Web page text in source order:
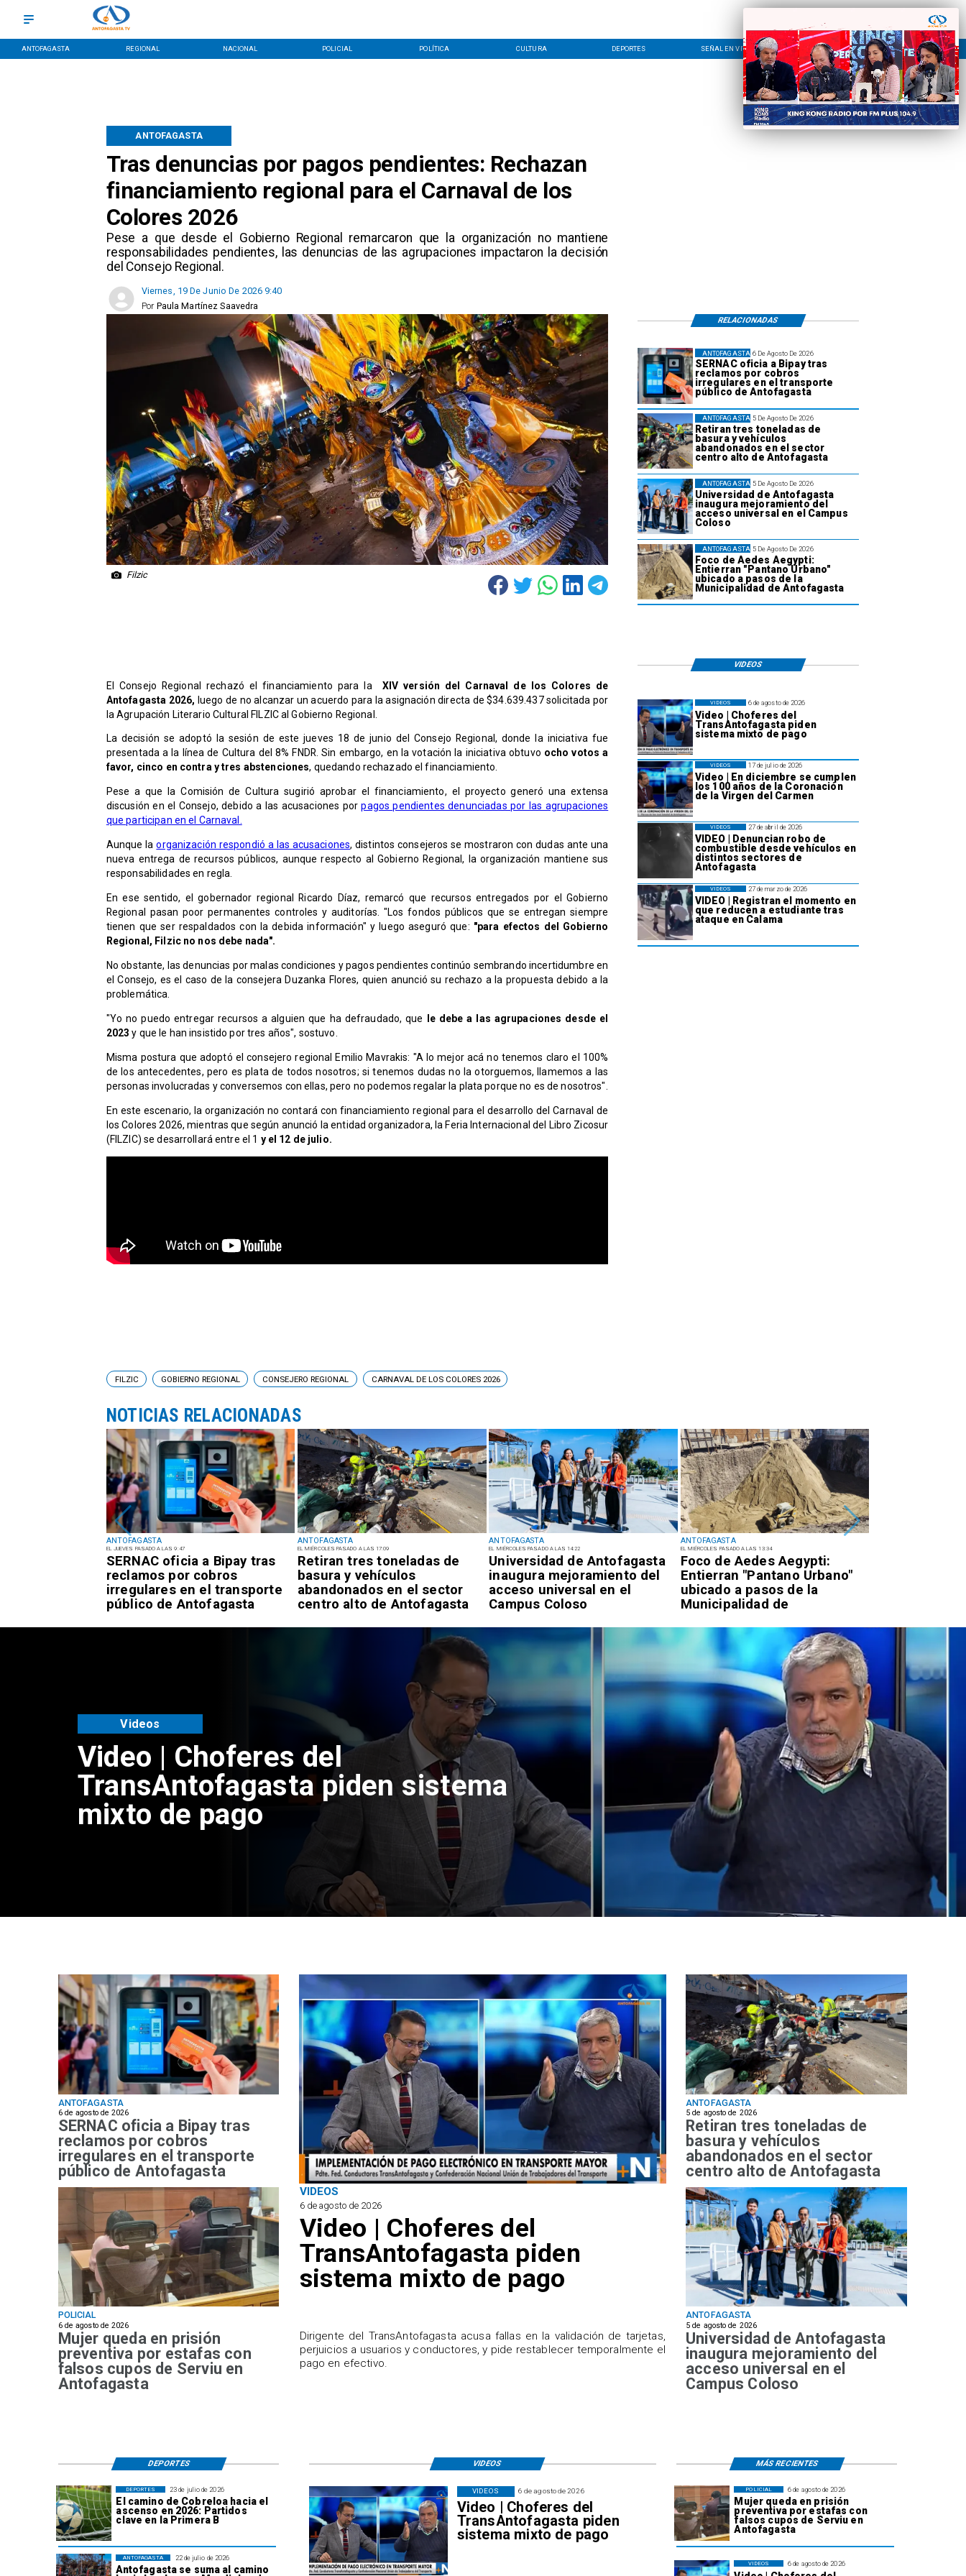
ANTOFAGASTA REGIONAL NACIONAL POLICIAL POLÍTICA CULTURA DEPORTES SEÑAL EN VIVO CONTACTO LÍNEA EDITORIAL
Tras denuncias por pagos pendientes: Rechazan
financiamiento regional para el Carnaval de los
Colores 2026
Pese a que desde el Gobierno Regional remarcaron que la organización no mantiene
responsabilidades pendientes, las denuncias de las agrupaciones impactaron la decisión
del Consejo Regional.
ANTOFAGASTA
Viernes, 19 De Junio De 2026 9:40
Paula Martínez Saavedra
Por
Filzic
6 De Agosto De 2026
SERNAC oficia a Bipay tras
reclamos por cobros
irregulares en el transporte
público de Antofagasta
ANTOFAGASTA
5 De Agosto De 2026
Retiran tres toneladas de
basura y vehículos
abandonados en el sector
centro alto de Antofagasta
ANTOFAGASTA
5 De Agosto De 2026
Universidad de Antofagasta
inaugura mejoramiento del
acceso universal en el Campus
Coloso
ANTOFAGASTA
5 De Agosto De 2026
Foco de Aedes Aegypti:
Entierran "Pantano Urbano"
ubicado a pasos de la
Municipalidad de Antofagasta
ANTOFAGASTA
RELACIONADAS
El Consejo Regional rechazó el financiamiento para la XIV versión del Carnaval de los Colores de
Antofagasta 2026, luego de no alcanzar un acuerdo para la asignación directa de $34.639.437 solicitada por
la Agrupación Literario Cultural FILZIC al Gobierno Regional.
La decisión se adoptó la sesión de este jueves 18 de junio del Consejo Regional, donde la iniciativa fue
presentada a la línea de Cultura del 8% FNDR. Sin embargo, en la votación la iniciativa obtuvo ocho votos a
favor, cinco en contra y tres abstenciones, quedando rechazado el financiamiento.
Pese a que la Comisión de Cultura sugirió aprobar el financiamiento, el proyecto generó una extensa
discusión en el Consejo, debido a las acusaciones porpagos pendientes denunciadas por las agrupaciones
que participan en el Carnaval.
Aunque laorganización respondió a las acusaciones, distintos consejeros se mostraron con dudas ante una
nueva entrega de recursos públicos, aunque respecto al Gobierno Regional, la organización mantiene sus
responsabilidades en regla.
En ese sentido, el gobernador regional Ricardo Díaz, remarcó que recursos entregados por el Gobierno
Regional pasan poor permanentes controles y auditorías. "Los fondos públicos que se entregan siempre
tienen que ser respaldados con la debida información" y luego aseguró que: "para efectos del Gobierno
Regional, Filzic no nos debe nada".
No obstante, las denuncias por malas condiciones y pagos pendientes continúo sembrando incertidumbre en
el Consejo, es el caso de la consejera Duzanka Flores, quien anunció su rechazo a la propuesta debido a la
problemática.
"Yo no puedo entregar recursos a alguien que ha defraudado, que
le debe a las agrupaciones desde el
2023 y que le han insistido por tres años", sostuvo.
Misma postura que adoptó el consejero regional Emilio Mavrakis: "A lo mejor acá no tenemos claro el 100%
de los antecedentes, pero es plata de todos nosotros; si tenemos dudas no la otorguemos, llamemos a las
personas involucradas y conversemos con ellas, pero no podemos regalar la plata porque no es de nosotros".
En este escenario, la organización no contará con financiamiento regional para el desarrollo del Carnaval de
los Colores 2026, mientras que según anunció la entidad organizadora, la Feria Internacional del Libro Zicosur
(FILZIC) se desarrollará entre el 1 y el 12 de julio.
VIDEOS
6 de agosto de 2026
Video | Choferes del
TransAntofagasta piden
sistema mixto de pago
VIDEOS
17 de julio de 2026
Video | En diciembre se cumplen
los 100 años de la Coronación
de la Virgen del Carmen
VIDEOS
27 de abril de 2026
VIDEO | Denuncian robo de
combustible desde vehículos en
distintos sectores de
Antofagasta
VIDEOS
27 de marzo de 2026
VIDEO | Registran el momento en
que reducen a estudiante tras
ataque en Calama
VIDEOS
ANTOFAGASTA
EL JUEVES PASADO A LAS 9:47
SERNAC oficia a Bipay tras
reclamos por cobros
irregulares en el transporte
público de Antofagasta
ANTOFAGASTA
EL MIÉRCOLES PASADO A LAS 17:09
Retiran tres toneladas de
basura y vehículos
abandonados en el sector
centro alto de Antofagasta
ANTOFAGASTA
EL MIÉRCOLES PASADO A LAS 14:22
Universidad de Antofagasta
inaugura mejoramiento del
acceso universal en el
Campus Coloso
ANTOFAGASTA
EL MIÉRCOLES PASADO A LAS 13:34
Foco de Aedes Aegypti:
Entierran "Pantano Urbano"
ubicado a pasos de la
Municipalidad de
FILZIC GOBIERNO REGIONAL CONSEJERO REGIONAL CARNAVAL DE LOS COLORES 2026
NOTICIAS RELACIONADAS
Video | Choferes del
TransAntofagasta piden sistema
mixto de pago
Videos
ANTOFAGASTA
6 de agosto de 2026
SERNAC oficia a Bipay tras
reclamos por cobros
irregulares en el transporte
público de Antofagasta
VIDEOS
6 de agosto de 2026
Video | Choferes del
TransAntofagasta piden
sistema mixto de pago
​Dirigente del TransAntofagasta acusa fallas en la validación de tarjetas,
perjuicios a usuarios y conductores, y pide restablecer temporalmente el
pago en efectivo.
POLICIAL
6 de agosto de 2026
Mujer queda en prisión
preventiva por estafas con
falsos cupos de Serviu en
Antofagasta
ANTOFAGASTA
5 de agosto de 2026
Retiran tres toneladas de
basura y vehículos
abandonados en el sector
centro alto de Antofagasta
ANTOFAGASTA
5 de agosto de 2026
Universidad de Antofagasta
inaugura mejoramiento del
acceso universal en el
Campus Coloso
6 de agosto de 2026
Mujer queda en prisión
preventiva por estafas con
falsos cupos de Serviu en
Antofagasta
POLICIAL
6 de agosto de 2026
VIDEOS
23 de julio de 2026
El camino de Cobreloa hacia el
ascenso en 2026: Partidos
clave en la Primera B
DEPORTES
22 de julio de 2026
Antofagasta se suma al camino
ANTOFAGASTA
6 de agosto de 2026
Video | Choferes del
TransAntofagasta piden
sistema mixto de pago
VIDEOS
VIDEOS
DEPORTES MÁS RECIENTES